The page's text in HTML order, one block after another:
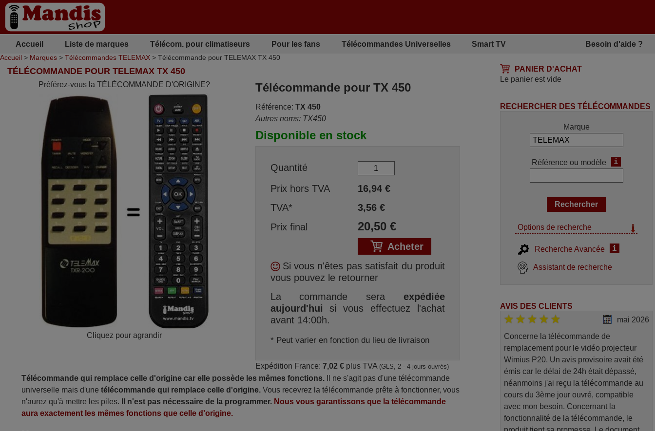
Accueil Liste de marques Télécom. pour climatiseurs Pour les fans Télécommandes Universelles Smart TV Besoin d'aide ?
Accueil > Marques > Télécommandes TELEMAX > Télécommande pour TELEMAX TX 450
PANIER D'ACHAT
Le panier est vide
TÉLÉCOMMANDE POUR TELEMAX TX 450
Préférez-vous la TÉLÉCOMMANDE D'ORIGINE?
Cliquez pour agrandir
Télécommande pour TX 450
Référence: TX 450
Autres noms: TX450
Disponible en stock
Quantité
Prix hors TVA
16,94€
TVA*
3,56€
Prix final
20,50€
Acheter
Si vous n'êtes pas satisfait du produit
vous pouvez le retourner
La commande sera expédiée
aujourd'hui si vous effectuez l'achat
avant 14:00h.
* Peut varier en fonction du lieu de livraison
Expédition France: 7,02 €plus TVA (GLS, 2 - 4 jours ouvrés)
Télécommande qui remplace celle d'origine car elle possède les mêmes fonctions. Il ne s'agit pas d'une télécommande
universelle mais d'unetélécommande qui remplace celle d'origine. Vous recevrez la télécommande prête à fonctionner, vous
n'aurez qu'à mettre les piles.
Il n'est pas nécessaire de la programmer. Nous vous garantissons que la télécommande
aura exactement les mêmes fonctions que celle d'origine.
RECHERCHER DES TÉLÉCOMMANDES
Marque
Référence ou modèle i
Options de recherche
Recherche Avancée i
Assistant de recherche
AVIS DES CLIENTS
mai 2026
Concerne la télécommande de
remplacement pour le vidéo projecteur
Wimius P20. Un avis provisoire avait été
émis car le délai de 24h était dépassé,
néanmoins j'ai reçu la télécommande au
cours du 3ème jour ouvré, compatible
avec mon besoin. Concernant la
fonctionnalité de la télécommande, le